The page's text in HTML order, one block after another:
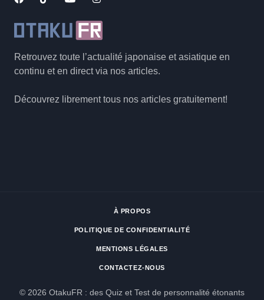
Retrouvez toute l’actualité japonaise et asiatique en
continu et en direct via nos articles.
Découvrez librement tous nos articles gratuitement!
À PROPOS
POLITIQUE DE CONFIDENTIALITÉ
MENTIONS LÉGALES
CONTACTEZ-NOUS
© 2026 OtakuFR : des Quiz et Test de personnalité étonants